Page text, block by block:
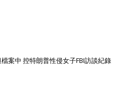
案中 控特朗普性侵女子FBI訪談紀錄